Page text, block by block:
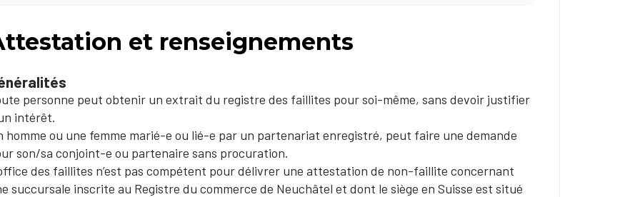
et renseignements
personne peut obtenir un extrait du registre des faillites pour soi-même, sans devoir justifier
intérêt.
homme ou une femme marié-e ou lié-e par un partenariat enregistré, peut faire une demande
son/sa conjoint-e ou partenaire sans procuration.
des faillites n’est pas compétent pour délivrer une attestation de non-faillite concernant
succursale inscrite au Registre du commerce de Neuchâtel et dont le siège en Suisse est situé